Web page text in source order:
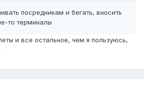
посредникам и бегать, вносить
то терминалы
и все остальное, чем я пользуюсь,